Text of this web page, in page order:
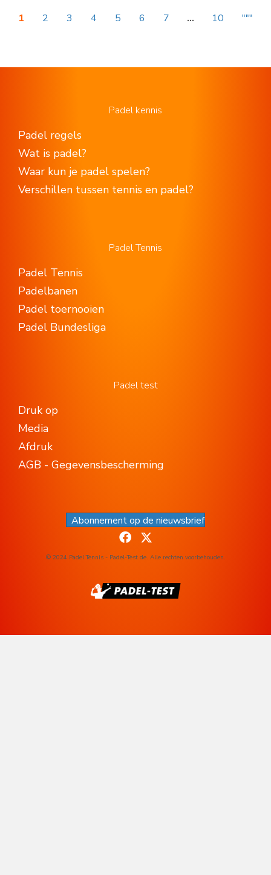
1 2 3 4 5 6 7 ... 10 """
Padel kennis
Padel regels
Wat is padel?
Waar kun je padel spelen?
Verschillen tussen tennis en padel?
Padel Tennis
Padel Tennis
Padelbanen
Padel toernooien
Padel Bundesliga
Padel test
Druk op
Media
Afdruk
AGB - Gegevensbescherming
Abonnement op de nieuwsbrief
© 2024 Padel Tennis - Padel-Test.de. Alle rechten voorbehouden.